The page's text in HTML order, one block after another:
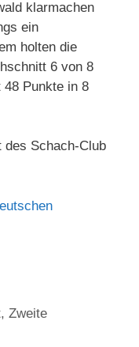
klarmachen
ein
holten die
6 von 8
48 Punkte in 8
des Schach-Club
,Zweite